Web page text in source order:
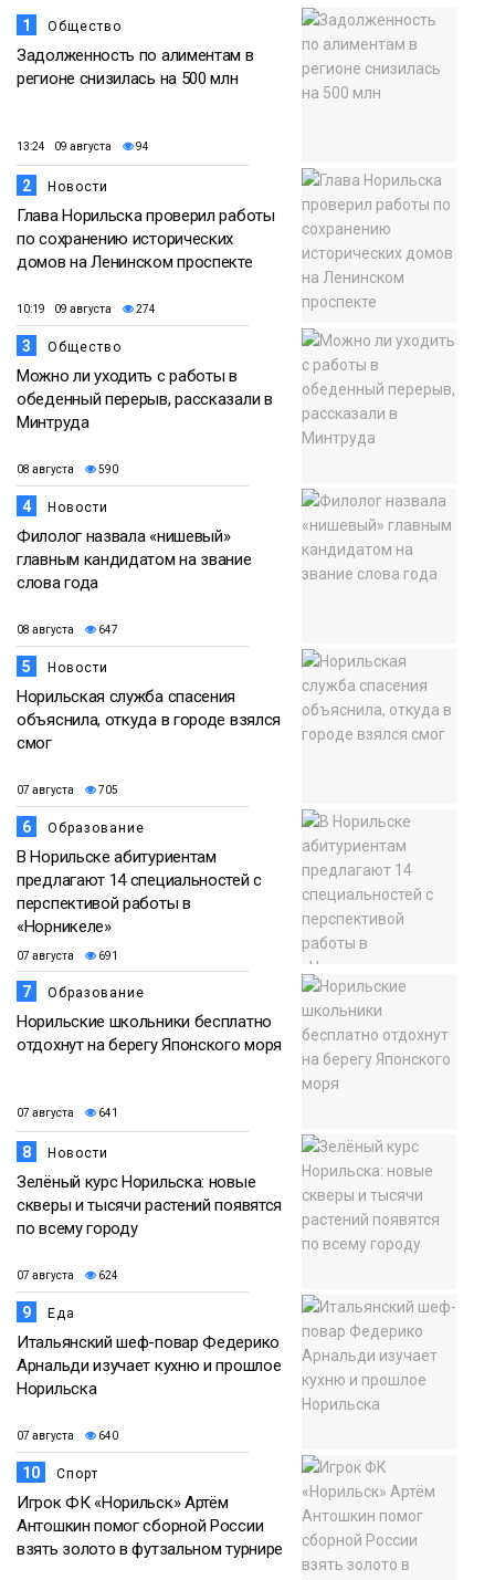
1 Общество
Задолженность по алиментам в
регионе снизилась на 500 млн
13:24 09 августа 94
2 Новости
Глава Норильска проверил работы
по сохранению исторических
домов на Ленинском проспекте
10:19 09 августа 274
3 Общество
Можно ли уходить с работы в
обеденный перерыв, рассказали в
Минтруда
08 августа 590
4 Новости
Филолог назвала «нишевый»
главным кандидатом на звание
слова года
08 августа 647
5 Новости
Норильская служба спасения
объяснила, откуда в городе взялся
смог
07 августа 705
6 Образование
В Норильске абитуриентам
предлагают 14 специальностей с
перспективой работы в
«Норникеле»
07 августа 691
7 Образование
Норильские школьники бесплатно
отдохнут на берегу Японского моря
07 августа 641
8 Новости
Зелёный курс Норильска: новые
скверы и тысячи растений появятся
по всему городу
07 августа 624
9 Еда
Итальянский шеф-повар Федерико
Арнальди изучает кухню и прошлое
Норильска
07 августа 640
10 Спорт
Игрок ФК «Норильск» Артём
Антошкин помог сборной России
взять золото в футзальном турнире